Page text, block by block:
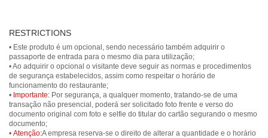
RESTRICTIONS
• Este produto é um opcional, sendo necessário também adquirir o
passaporte de entrada para o mesmo dia para utilização;
• Ao adquirir o opcional o visitante deve seguir as normas e procedimentos
de segurança estabelecidos, assim como respeitar o horário de
funcionamento do restaurante;
• Importante: Por segurança, a qualquer momento, tratando-se de uma
transação não presencial, poderá ser solicitado foto frente e verso do
documento original com foto e selfie do titular do cartão segurando o mesmo
documento;
• Atenção:A empresa reserva-se o direito de alterar a quantidade e o horário